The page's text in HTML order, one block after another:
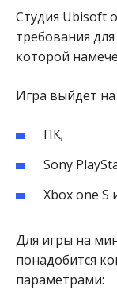
Студия Ubisoft
требования
которой
Игра выйдет
ПК;
Sony
Xbox one S
Для игры на
понадобится
параметрами: